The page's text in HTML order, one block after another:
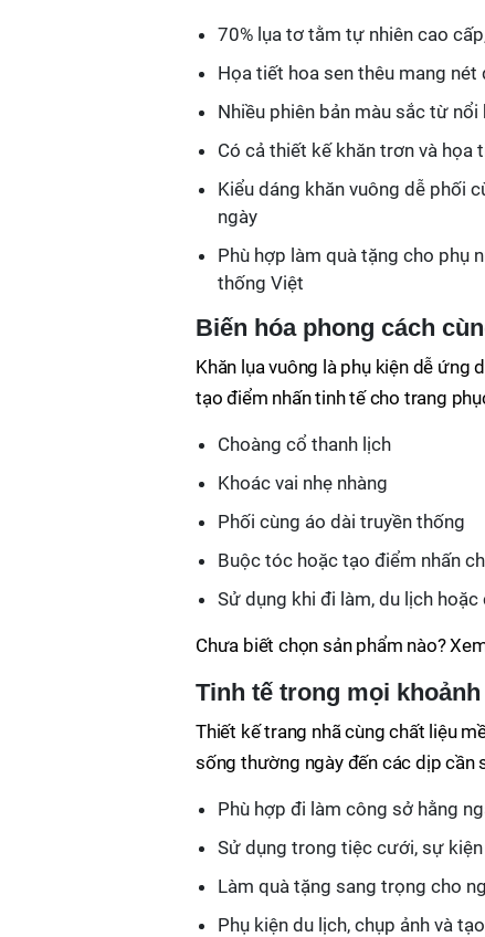
70% lụa tơ tằm tự nhiên cao
Họa tiết hoa sen thêu mang
Nhiều phiên bản màu sắc từ
Có cả thiết kế khăn trơn và họa
Kiểu dáng khăn vuông dễ phối
ngày
Phù hợp làm quà tặng cho phụ
thống Việt
Biến hóa phong cách
Khăn lụa vuông là phụ kiện dễ ứng
tạo điểm nhấn tinh tế cho trang
Choàng cổ thanh lịch
Khoác vai nhẹ nhàng
Phối cùng áo dài truyền thống
Buộc tóc hoặc tạo điểm nhấn
Sử dụng khi đi làm, du lịch hoặc
Chưa biết chọn sản phẩm nào?
Tinh tế trong mọi
Thiết kế trang nhã cùng chất liệu
sống thường ngày đến các dịp cần
Phù hợp đi làm công sở hằng
Sử dụng trong tiệc cưới, sự
Làm quà tặng sang trọng cho
Phụ kiện du lịch, chụp ảnh và